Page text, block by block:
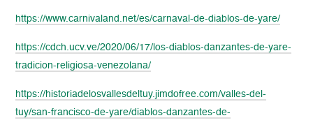
https://www.carnivaland.net/es/carnaval-de-diablos-de-yare/
https://cdch.ucv.ve/2020/06/17/los-diablos-danzantes-de-yare-
tradicion-religiosa-venezolana/
https://historiadelosvallesdeltuy.jimdofree.com/valles-del-
tuy/san-francisco-de-yare/diablos-danzantes-de-